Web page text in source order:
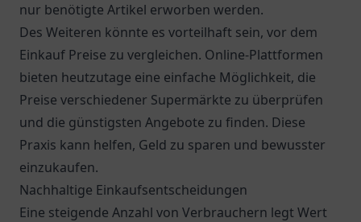
nur benötigte Artikel erworben werden.
Des Weiteren könnte es vorteilhaft sein, vor dem
Einkauf Preise zu vergleichen. Online-Plattformen
bieten heutzutage eine einfache Möglichkeit, die
Preise verschiedener Supermärkte zu überprüfen
und die günstigsten Angebote zu finden. Diese
Praxis kann helfen, Geld zu sparen und bewusster
einzukaufen.
Nachhaltige Einkaufsentscheidungen
Eine steigende Anzahl von Verbrauchern legt Wert